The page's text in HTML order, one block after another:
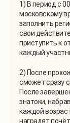
1) В период с
московскому
заполнить
свои
приступить к
каждый
2) После
сможет сразу
После
знатоки,
каждой
наградят